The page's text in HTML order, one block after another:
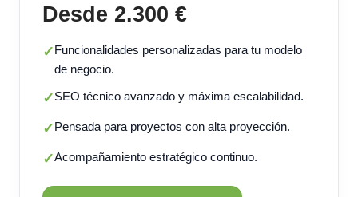
Desde 2.300 €
✓Funcionalidades personalizadas para tu modelo
de negocio.
✓SEO técnico avanzado y máxima escalabilidad.
✓Pensada para proyectos con alta proyección.
✓Acompañamiento estratégico continuo.